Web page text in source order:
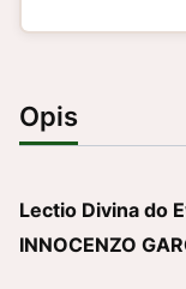
Opis
Lectio Divina do
INNOCENZO